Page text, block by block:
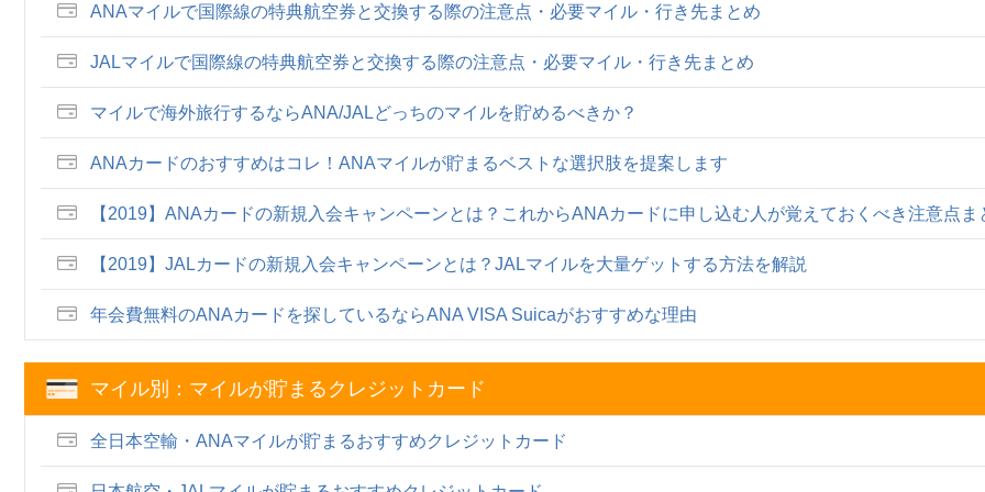
ANAマイルで国際線の特典航空券と交換する際の注意点・必要マイル・行き先まとめ
JALマイルで国際線の特典航空券と交換する際の注意点・必要マイル・行き先まとめ
マイルで海外旅行するならANA/JALどっちのマイルを貯めるべきか？
ANAカードのおすすめはコレ！ANAマイルが貯まるベストな選択肢を提案します
【2019】ANAカードの新規入会キャンペーンとは？これからANAカードに申し込む人が覚えておくべき注意点ま
【2019】JALカードの新規入会キャンペーンとは？JALマイルを大量ゲットする方法を解説
年会費無料のANAカードを探しているならANA VISA Suicaがおすすめな理由
マイル別：マイルが貯まるクレジットカード
全日本空輸・ANAマイルが貯まるおすすめクレジットカード